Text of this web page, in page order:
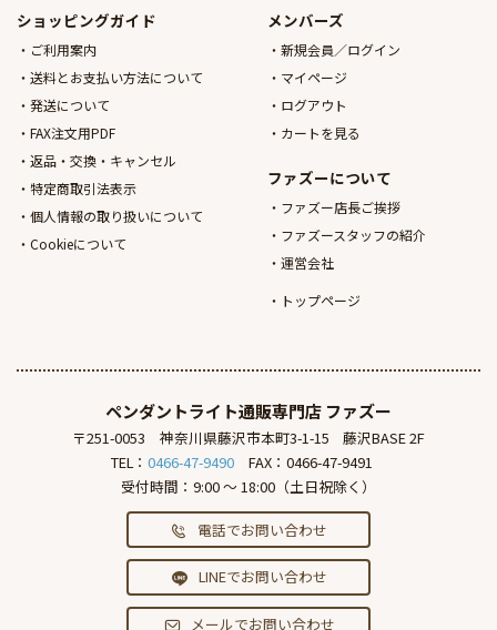
ショッピングガイド
ご利用案内
送料とお支払い方法について
発送について
FAX注文用PDF
返品・交換・キャンセル
特定商取引法表示
個人情報の取り扱いについて
Cookieについて
メンバーズ
新規会員／ログイン
マイページ
ログアウト
カートを見る
ファズーについて
ファズー店長ご挨拶
ファズースタッフの紹介
運営会社
トップページ
ペンダントライト通販専門店 ファズー
〒251-0053 神奈川県藤沢市本町3-1-15
藤沢BASE 2F
TEL： 0466-47-9490
FAX：0466-47-9491
受付時間：9:00 ～ 18:00（土日祝除く）
電話でお問い合わせ
LINEでお問い合わせ
メールでお問い合わせ